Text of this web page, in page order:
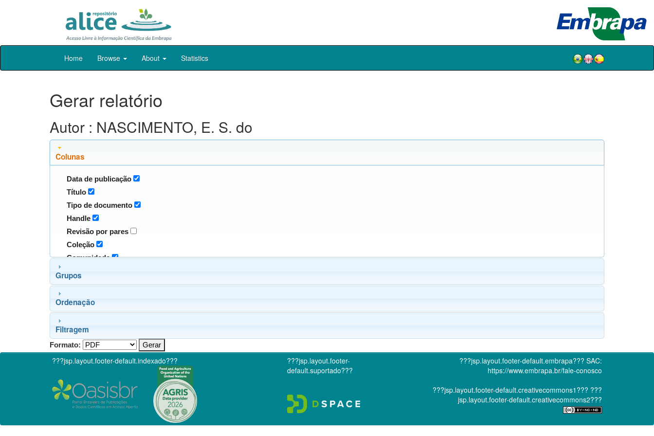
Skip
Home Browse About Statistics
Gerar relatório
Autor : NASCIMENTO, E. S. do
Colunas
Data de publicação
Título
Tipo de documento
Handle
Revisão por pares
Coleção
Comunidade
Grupos
Ordenação
Filtragem
Formato:
???jsp.layout.footer-default.indexado???
???jsp.layout.footer-
default.suportado???
???jsp.layout.footer-default.embrapa??? SAC:
https://www.embrapa.br/fale-conosco
???jsp.layout.footer-default.creativecommons1??? ???
jsp.layout.footer-default.creativecommons2???